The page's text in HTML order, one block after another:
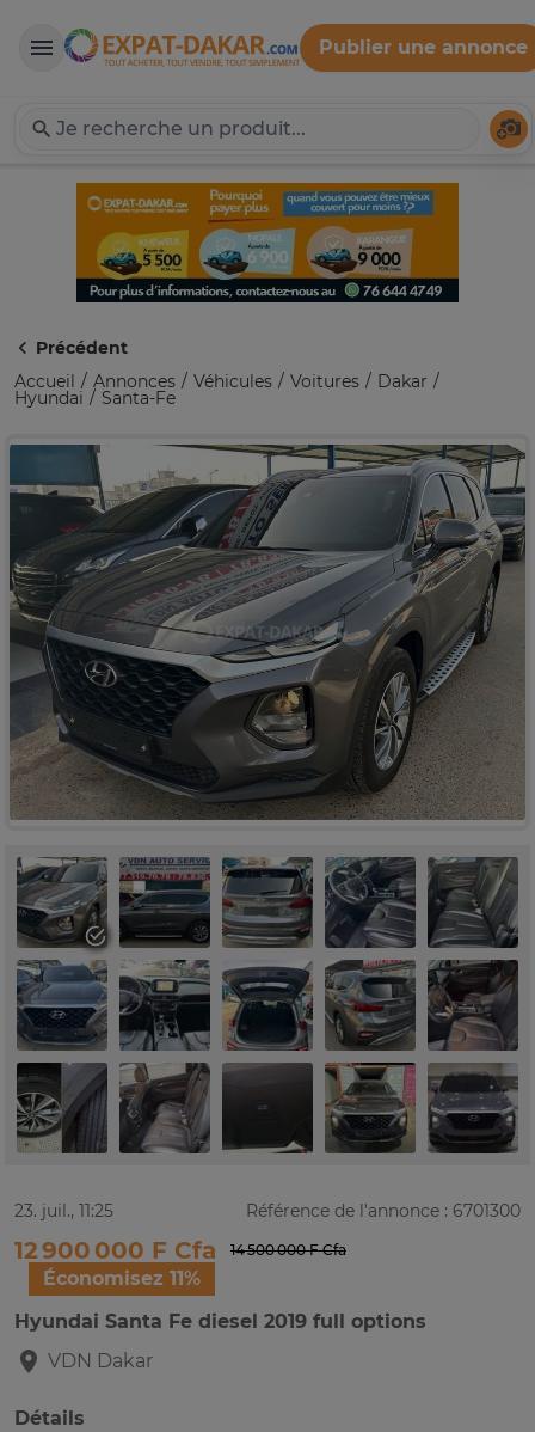
Expat-Dakar
Publier une annonce
Précédent
Accueil
Annonces Véhicules Voitures Dakar
Hyundai Santa-Fe
23. juil., 11:25 Référence de l'annonce : 6701300
12 900 000 F Cfa 14 500 000 F Cfa
Économisez 11%
Hyundai Santa Fe diesel 2019 full options
VDN Dakar
Détails